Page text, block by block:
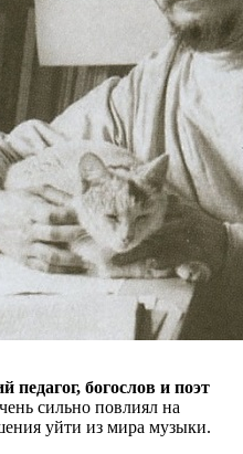
педагог, богослов и поэт
сильно повлиял на
уйти из мира музыки.